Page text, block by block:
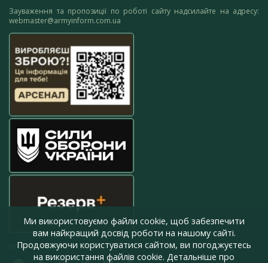
Зауваження та пропозиції по роботі сайту надсилайте на адресу:
webmaster@armyinform.com.ua
press@armyinform.com.ua
Ми використовуємо файли cookie, щоб забезпечити
вам найкращий досвід роботи на нашому сайті.
Продовжуючи користуватися сайтом, ви погоджуєтесь
на використання файлів cookie. Детальніше про